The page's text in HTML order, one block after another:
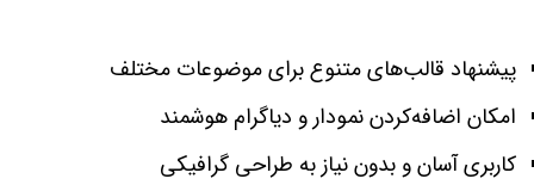
پیشنهاد قالب‌های متنوع برای موضوعات مختلف
امکان اضافه‌کردن نمودار و دیاگرام هوشمند
کاربری آسان و بدون نیاز به طراحی گرافیکی